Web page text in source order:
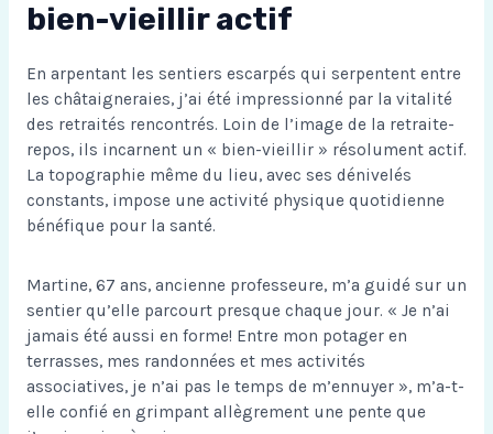
bien-vieillir actif
En arpentant les sentiers escarpés qui serpentent entre
les châtaigneraies, j’ai été impressionné par la vitalité
des retraités rencontrés. Loin de l’image de la retraite-
repos, ils incarnent un « bien-vieillir » résolument actif.
La topographie même du lieu, avec ses dénivelés
constants, impose une activité physique quotidienne
bénéfique pour la santé.
Martine, 67 ans, ancienne professeure, m’a guidé sur un
sentier qu’elle parcourt presque chaque jour. « Je n’ai
jamais été aussi en forme! Entre mon potager en
terrasses, mes randonnées et mes activités
associatives, je n’ai pas le temps de m’ennuyer », m’a-t-
elle confié en grimpant allègrement une pente que